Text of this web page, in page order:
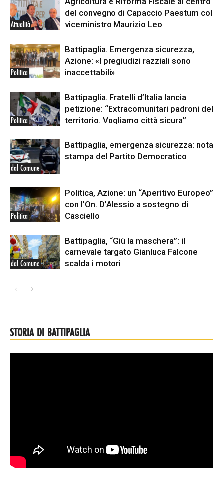
Attualità
del convegno di Capaccio Paestum col
viceministro Maurizio Leo
Politica
Battipaglia. Emergenza sicurezza,
Azione: «I pregiudizi razziali sono
inaccettabili»
Politica
Battipaglia. Fratelli d’Italia lancia
petizione: “Extracomunitari padroni del
territorio. Vogliamo città sicura”
dal Comune
Battipaglia, emergenza sicurezza: nota
stampa del Partito Democratico
Politica
Politica, Azione: un “Aperitivo Europeo”
con l’On. D’Alessio a sostegno di
Casciello
dal Comune
Battipaglia, “Giù la maschera”: il
carnevale targato Gianluca Falcone
scalda i motori
STORIA DI BATTIPAGLIA